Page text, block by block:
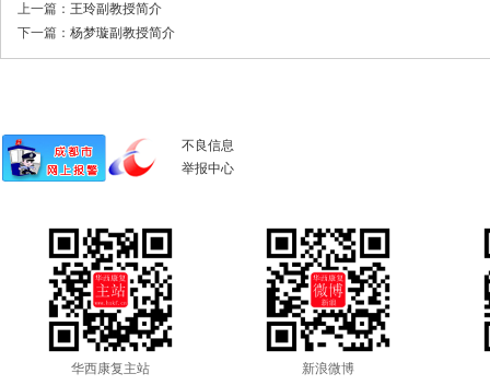
上一篇： 王玲副教授简介
下一篇： 杨梦璇副教授简介
不良信息
举报中心
华西康复主站 新浪微博